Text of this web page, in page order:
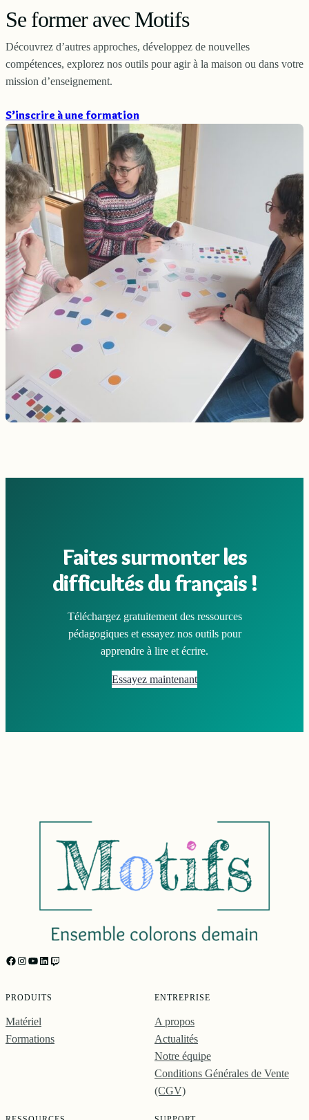
Se former avec Motifs
Découvrez d’autres approches, développez de nouvelles
compétences, explorez nos outils pour agir à la maison ou dans votre
mission d’enseignement.
S’inscrire à une formation
Faites surmonter les
difficultés du français !
Téléchargez gratuitement des ressources
pédagogiques et essayez nos outils pour
apprendre à lire et écrire.
Essayez maintenant
https://facebook.com/motifs.formations/ Instagram YouTube LinkedIn Twitch
PRODUITS
Matériel
Formations
ENTREPRISE
A propos
Actualités
Notre équipe
Conditions Générales de Vente
(CGV)